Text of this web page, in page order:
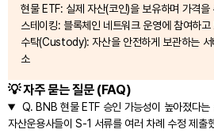
현물 ETF: 실제 자산(코인)을 보유하며 가격을
스테이킹: 블록체인 네트워크 운영에 참여하
수탁(Custody): 자산을 안전하게 보관하는
소
💡 자주 묻는 질문 (FAQ)
Q. BNB 현물 ETF 승인 가능성이 높아졌다는
자산운용사들이 S-1 서류를 여러 차례 수정 제출